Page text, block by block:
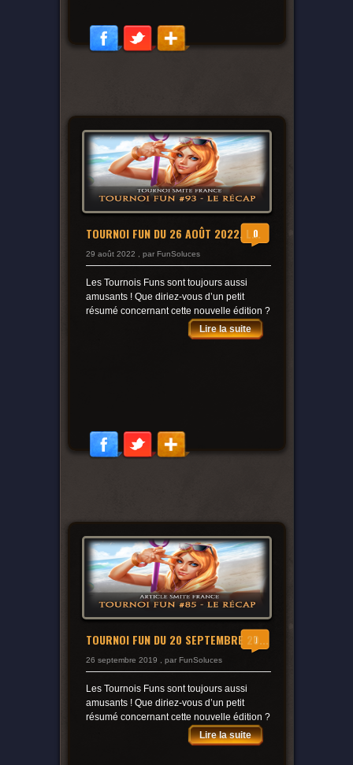
0
TOURNOI FUN DU 26 AOÛT 2022, L...
29 août 2022 , par FunSoluces
Les Tournois Funs sont toujours aussi
amusants ! Que diriez-vous d’un petit
résumé concernant cette nouvelle édition ?
Lire la suite
0
TOURNOI FUN DU 20 SEPTEMBRE 20...
26 septembre 2019 , par FunSoluces
Les Tournois Funs sont toujours aussi
amusants ! Que diriez-vous d’un petit
résumé concernant cette nouvelle édition ?
Lire la suite